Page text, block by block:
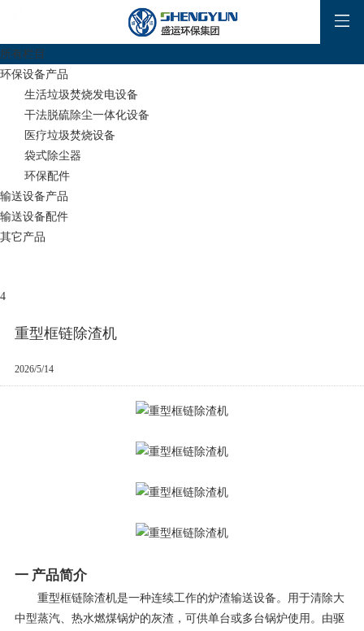
所有栏目
环保设备产品
生活垃圾焚烧发电设备
干法脱硫除尘一体化设备
医疗垃圾焚烧设备
袋式除尘器
环保配件
输送设备产品
输送设备配件
其它产品
4
重型框链除渣机
2026/5/14
一 产品简介
重型框链除渣机是一种连续工作的炉渣输送设备。用于清除大
中型蒸汽、热水燃煤锅炉的灰渣，可供单台或多台锅炉使用。由驱